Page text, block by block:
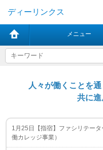
ディーリンクス
メニュー
人々が働くことを
共に
1月25日【指宿】ファシリテー
働カレッジ事業）